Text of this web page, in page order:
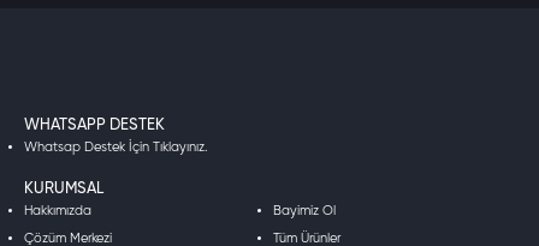
WHATSAPP DESTEK
Whatsap Destek İçin Tıklayınız.
KURUMSAL
Hakkımızda Bayimiz Ol
Çözüm Merkezi Tüm Ürünler